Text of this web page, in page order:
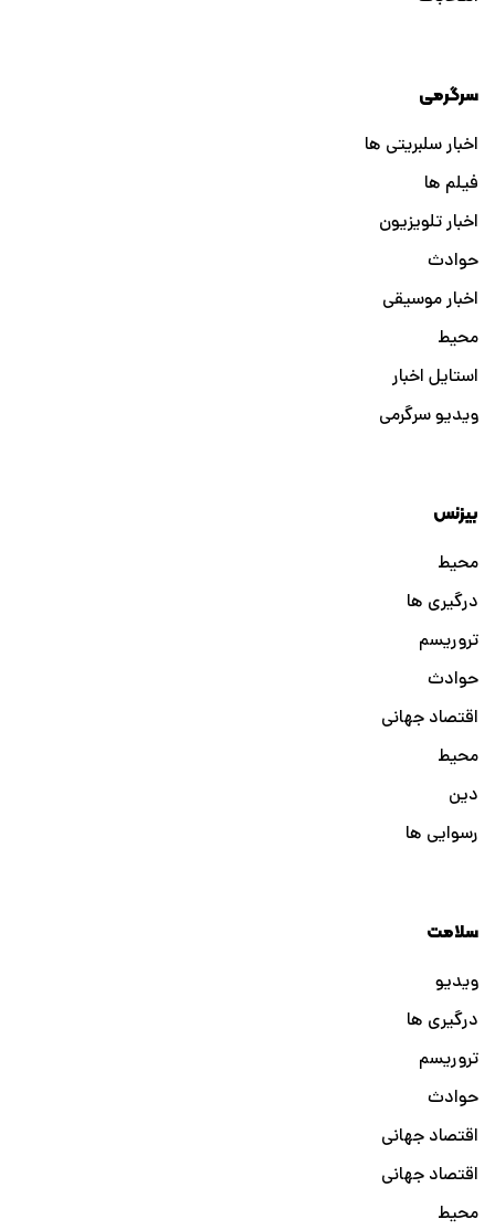
سرگرمی
اخبار سلبریتی ها
فیلم ها
اخبار تلویزیون
حوادث
اخبار موسیقی
محیط
استایل اخبار
ویدیو سرگرمی
بیزنس
محیط
درگیری ها
تروریسم
حوادث
اقتصاد جهانی
محیط
دین
رسوایی ها
سلامت
ویدیو
درگیری ها
تروریسم
حوادث
اقتصاد جهانی
اقتصاد جهانی
محیط